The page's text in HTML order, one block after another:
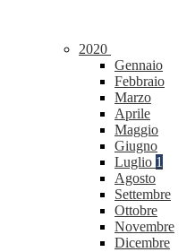
2020
Gennaio
Febbraio
Marzo
Aprile
Maggio
Giugno
Luglio 1
Agosto
Settembre
Ottobre
Novembre
Dicembre